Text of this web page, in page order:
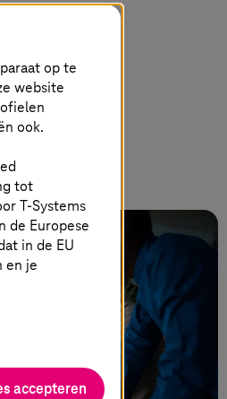
op te
website
ook.
tot
T-Systems
de Europese
in de EU
en je
accepteren